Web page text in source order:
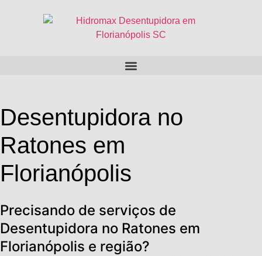
Desentupidora no
Ratones em
Florianópolis
Precisando de serviços de
Desentupidora no Ratones em
Florianópolis e região?